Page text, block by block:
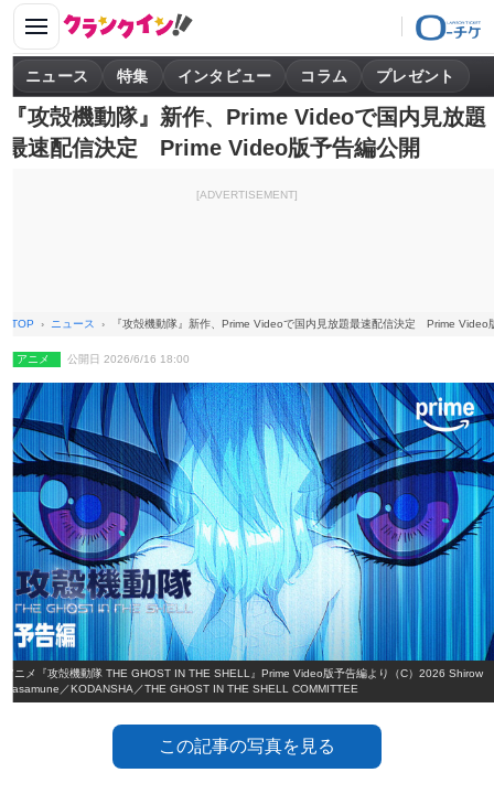
ニュース 特集 インタビュー コラム プレゼント
『攻殻機動隊』新作、Prime Videoで国内見放題
最速配信決定 Prime Video版予告編公開
[ADVERTISEMENT]
TOP ニュース 『攻殻機動隊』新作、Prime Videoで国内見放題最速配信決定 Prime Video
アニメ 公開日 2026/6/16 18:00
アニメ『攻殻機動隊 THE GHOST IN THE SHELL』Prime Video版予告編より（C）2026 Shirow
Masamune／KODANSHA／THE GHOST IN THE SHELL COMMITTEE
この記事の写真を見る